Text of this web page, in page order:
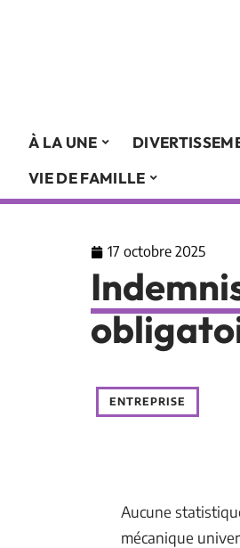
À LA UNE
VIE DE FAMILLE
17 octobre 2025
ENTREPRISE
Aucune
mécanique